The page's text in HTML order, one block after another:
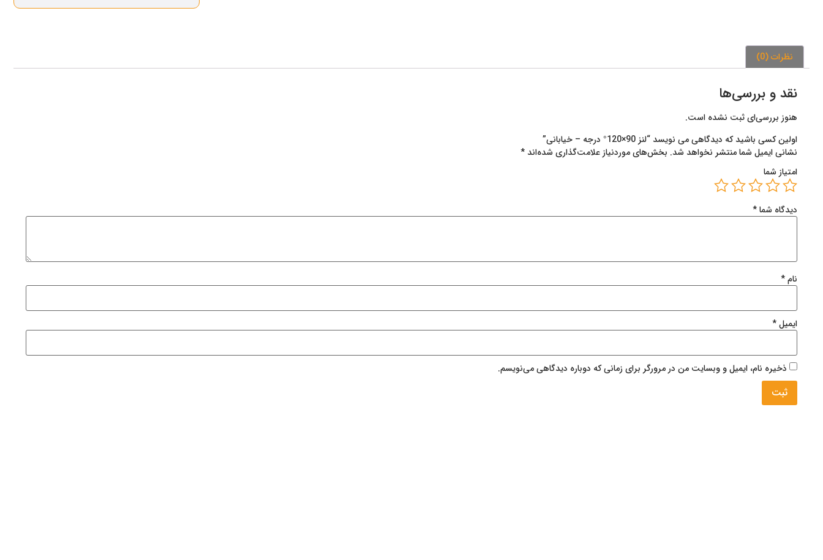
نظرات (0)
نقد و بررسی‌ها
هنوز بررسی‌ای ثبت نشده است.
اولین کسی باشید که دیدگاهی می نویسد “لنز 90×120° درجه – خیابانی”
نشانی ایمیل شما منتشر نخواهد شد. بخش‌های موردنیاز علامت‌گذاری شده‌اند*
امتیاز شما
دیدگاه شما*
نام*
ایمیل*
ذخیره نام، ایمیل و وبسایت من در مرورگر برای زمانی که دوباره دیدگاهی می‌نویسم.